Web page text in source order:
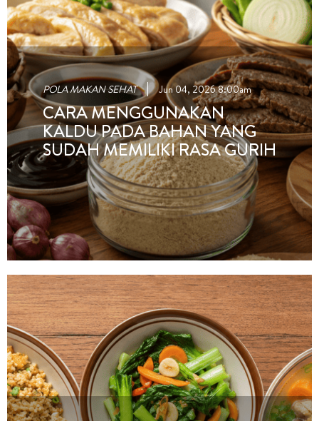
POLA MAKAN SEHAT Jun 04, 2026 8:00am
CARA MENGGUNAKAN
KALDU PADA BAHAN YANG
SUDAH MEMILIKI RASA GURIH